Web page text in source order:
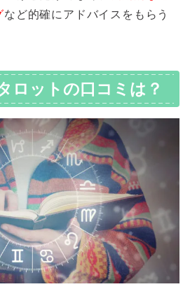
など的確にアドバイスをもらう
ロットの口コミは？